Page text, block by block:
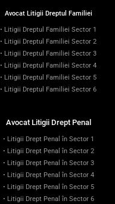
Avocat Litigii Dreptul Familiei
• Litigii Dreptul Familiei Sector 1
• Litigii Dreptul Familiei Sector 2
• Litigii Dreptul Familiei Sector 3
• Litigii Dreptul Familiei Sector 4
• Litigii Dreptul Familiei Sector 5
• Litigii Dreptul Familiei Sector 6
Avocat Litigii Drept Penal
• Litigii Drept Penal în Sector 1
• Litigii Drept Penal în Sector 2
• Litigii Drept Penal în Sector 3
• Litigii Drept Penal în Sector 4
• Litigii Drept Penal în Sector 5
• Litigii Drept Penal în Sector 6